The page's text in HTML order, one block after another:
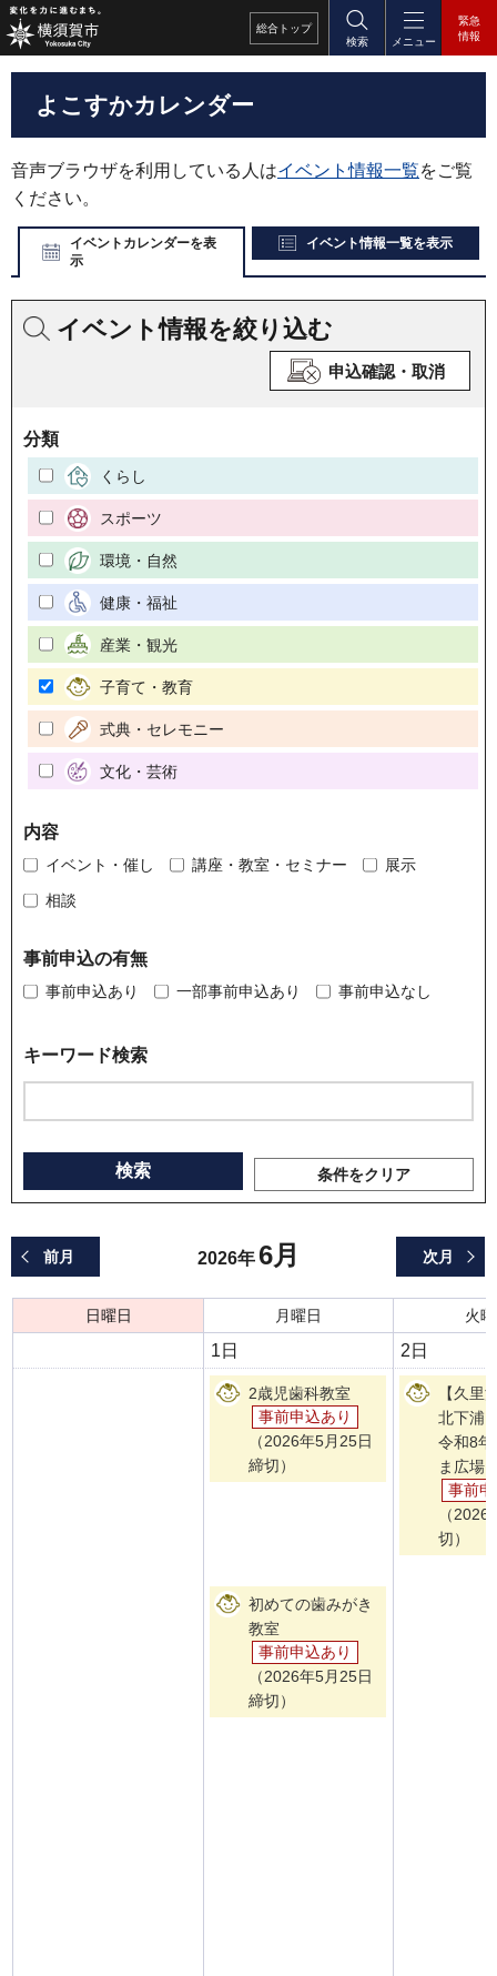
総合 トップ
検索
メニュー
緊急
情報
よこすかカレンダー
音声ブラウザを利用している人はイベント情報一覧をご覧
ください。
イベントカレンダーを表
示
イベント情報一覧を表示
イベント情報を絞り込む
申込確認・取消
分類
くらし
スポーツ
環境・自然
健康・福祉
産業・観光
子育て・教育
式典・セレモニー
文化・芸術
内容
イベント・催し 講座・教室・セミナー
展示
相談
事前申込の有無
事前申込あり 一部事前申込あり 事前申込なし
キーワード検索
条件をクリア
前月 2026年 6月 次月
日曜日 月曜日 火
1日 2日
2歳児歯科教室
事前申込あり
（2026年5月25日
締切）
【久里
北下浦
令和8
ま広場
事前
（
切）
初めての歯みがき
教室
事前申込あり
（2026年5月25日
締切）